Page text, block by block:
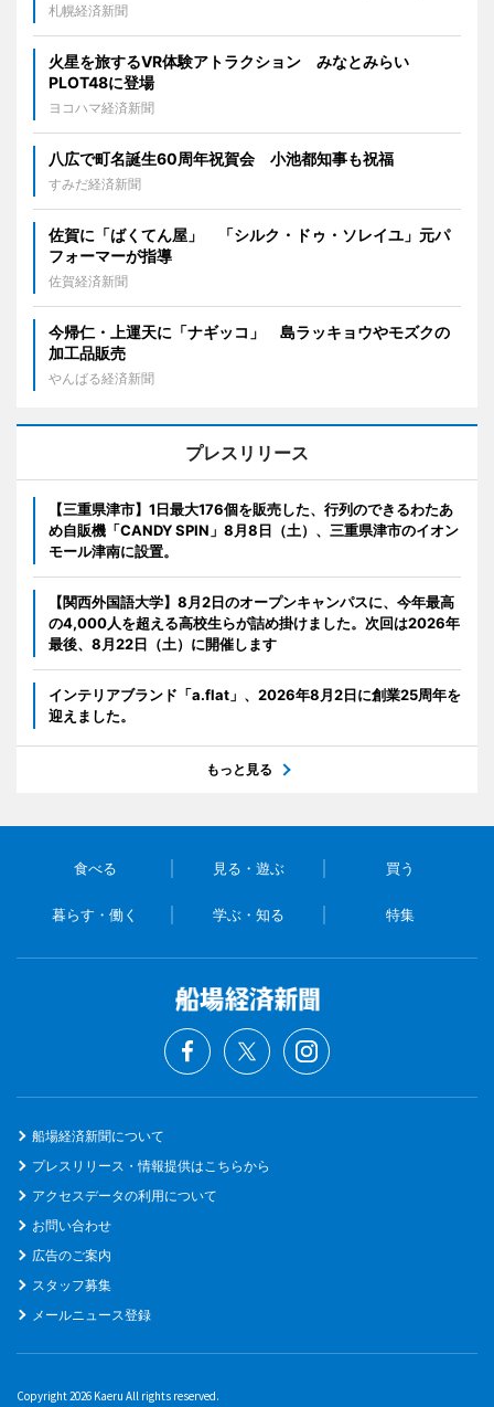
札幌経済新聞
火星を旅するVR体験アトラクション みなとみらい
PLOT48に登場
ヨコハマ経済新聞
八広で町名誕生60周年祝賀会 小池都知事も祝福
すみだ経済新聞
佐賀に「ばくてん屋」 「シルク・ドゥ・ソレイユ」元パ
フォーマーが指導
佐賀経済新聞
今帰仁・上運天に「ナギッコ」 島ラッキョウやモズクの
加工品販売
やんばる経済新聞
プレスリリース
【三重県津市】1日最大176個を販売した、行列のできるわたあ
め自販機「CANDY SPIN」8月8日（土）、三重県津市のイオン
モール津南に設置。
【関西外国語大学】8月2日のオープンキャンパスに、今年最高
の4,000人を超える高校生らが詰め掛けました。次回は2026年
最後、8月22日（土）に開催します
インテリアブランド「a.flat」、2026年8月2日に創業25周年を
迎えました。
もっと見る
食べる 見る・遊ぶ 買う
暮らす・働く 学ぶ・知る 特集
船場経済新聞について
プレスリリース・情報提供はこちらから
アクセスデータの利用について
お問い合わせ
広告のご案内
スタッフ募集
メールニュース登録
Copyright 2026 Kaeru All rights reserved.